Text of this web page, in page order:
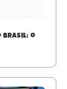
Brasil: o